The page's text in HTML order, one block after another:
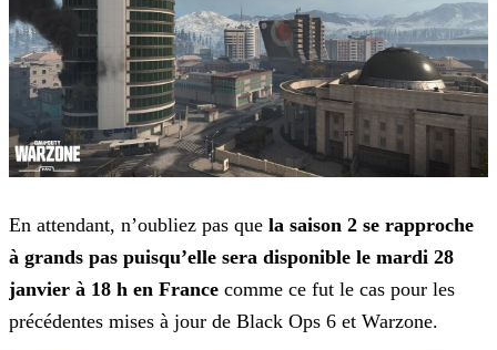
En attendant, n’oubliez pas que la saison 2 se rapproche
à grands pas puisqu’elle sera disponible le mardi 28
janvier à 18 h en France comme ce fut le cas pour les
précédentes mises à jour de Black Ops 6 et Warzone.